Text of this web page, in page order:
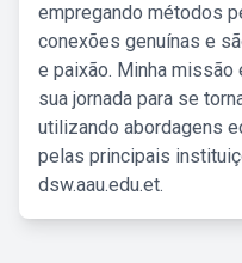
empregando métodos
conexões genuínas e
e paixão. Minha
sua jornada para se
utilizando abordagens
pelas principais
dsw.aau.edu.et.